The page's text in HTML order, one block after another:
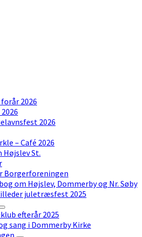
2026
2026
– Café 2026
Højslev St.
Borgerforeningen
om Højslev, Dommerby og Nr. Søby
juletræsfest 2025
efterår 2025
sang i Dommerby Kirke